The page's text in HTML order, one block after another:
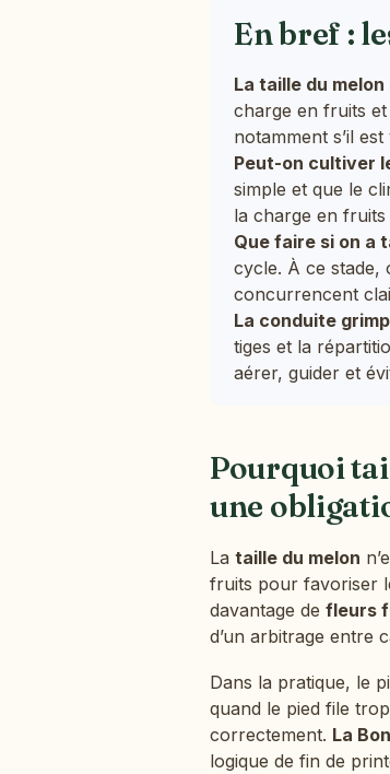
En bref :
La taille du
charge en fruits
notamment s’il
Peut-on cultiver
simple et que le
la charge en fruits
Que faire si on a
cycle. À ce stade,
concurrencent
La conduite
tiges et la
aérer, guider et
Pourquoi
une
La taille du melon
fruits pour favoriser
davantage de fleurs
d’un arbitrage entre
Dans la pratique, le
quand le pied file
correctement. La
logique de fin de